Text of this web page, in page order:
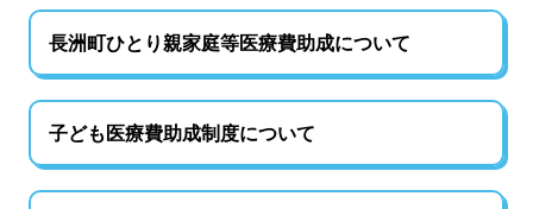
長洲町ひとり親家庭等医療費助成について
子ども医療費助成制度について